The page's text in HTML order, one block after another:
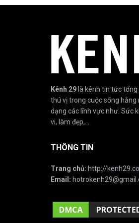
Kênh 29 là kênh tin tức
thú vị trong cuộc sống hằng
dạng các lĩnh vực như: Sức
vi, làm đẹp,...
THÔNG TIN
Trang chủ: http://
Email: